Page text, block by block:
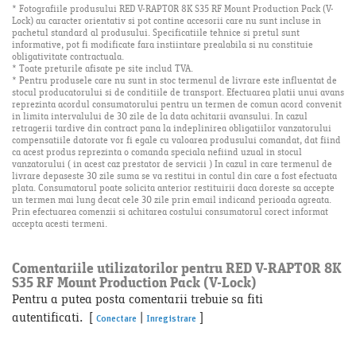
* Fotografiile produsului RED V-RAPTOR 8K S35 RF Mount Production Pack (V-
Lock) au caracter orientativ si pot contine accesorii care nu sunt incluse in
pachetul standard al produsului. Specificatiile tehnice si pretul sunt
informative, pot fi modificate fara instiintare prealabila si nu constituie
obligativitate contractuala.
* Toate preturile afisate pe site includ TVA.
* Pentru produsele care nu sunt in stoc termenul de livrare este influentat de
stocul producatorului si de conditiile de transport. Efectuarea platii unui avans
reprezinta acordul consumatorului pentru un termen de comun acord convenit
in limita intervalului de 30 zile de la data achitarii avansului. In cazul
retragerii tardive din contract pana la indeplinirea obligatiilor vanzatorului
compensatiile datorate vor fi egale cu valoarea produsului comandat, dat fiind
ca acest produs reprezinta o comanda speciala nefiind uzual in stocul
vanzatorului ( in acest caz prestator de servicii ) In cazul in care termenul de
livrare depaseste 30 zile suma se va restitui in contul din care a fost efectuata
plata. Consumatorul poate solicita anterior restituirii daca doreste sa accepte
un termen mai lung decat cele 30 zile prin email indicand perioada agreata.
Prin efectuarea comenzii si achitarea costului consumatorul corect informat
accepta acesti termeni.
Comentariile utilizatorilor pentru RED V-RAPTOR 8K
S35 RF Mount Production Pack (V-Lock)
Pentru a putea posta comentarii trebuie sa fiti
autentificati. [ Conectare | Inregistrare ]